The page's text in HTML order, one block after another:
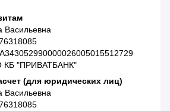
КБ "ПРИВАТБАНК"
(для юридических лиц)